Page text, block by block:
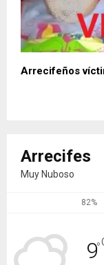
Arrecifeños
Arrecifes
Muy Nuboso
82%
9°